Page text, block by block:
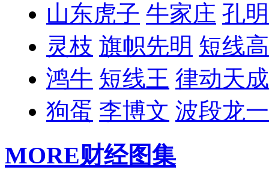
山东虎子 牛家庄 孔
灵枝 旗帜先明 短线
鸿牛 短线王 律动天成
狗蛋 李博文 波段龙一
MORE财经图集